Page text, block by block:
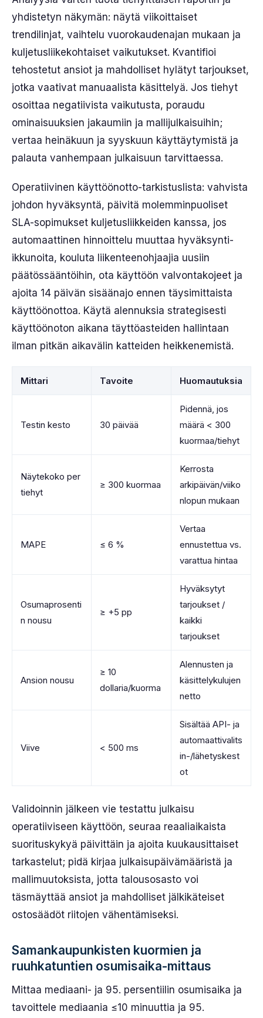
yhdistetyn näkymän: näytä viikoittaiset
trendilinjat, vaihtelu vuorokaudenajan mukaan ja
kuljetusliikekohtaiset vaikutukset. Kvantifioi
tehostetut ansiot ja mahdolliset hylätyt tarjoukset,
jotka vaativat manuaalista käsittelyä. Jos tiehyt
osoittaa negatiivista vaikutusta, poraudu
ominaisuuksien jakaumiin ja mallijulkaisuihin;
vertaa heinäkuun ja syyskuun käyttäytymistä ja
palauta vanhempaan julkaisuun tarvittaessa.
Operatiivinen käyttöönotto-tarkistuslista: vahvista
johdon hyväksyntä, päivitä molemminpuoliset
SLA-sopimukset kuljetusliikkeiden kanssa, jos
automaattinen hinnoittelu muuttaa hyväksynti-
ikkunoita, kouluta liikenteenohjaajia uusiin
päätössääntöihin, ota käyttöön valvontakojeet ja
ajoita 14 päivän sisäänajo ennen täysimittaista
käyttöönottoa. Käytä alennuksia strategisesti
käyttöönoton aikana täyttöasteiden hallintaan
ilman pitkän aikavälin katteiden heikkenemistä.
Mittari Tavoite Huomautuksia
Testin kesto 30 päivää
Pidennä, jos
määrä < 300
kuormaa/tiehyt
Näytekoko per
tiehyt
≥ 300 kuormaa
Kerrosta
arkipäivän/viiko
nlopun mukaan
MAPE ≤ 6 %
Vertaa
ennustettua vs.
varattua hintaa
Osumaprosenti
n nousu
≥ +5 pp
Hyväksytyt
tarjoukset /
kaikki
tarjoukset
Ansion nousu
≥ 10
dollaria/kuorma
Alennusten ja
käsittelykulujen
netto
Viive < 500 ms
Sisältää API- ja
automaattivalits
in-/lähetyskest
ot
Validoinnin jälkeen vie testattu julkaisu
operatiiviseen käyttöön, seuraa reaaliaikaista
suorituskykyä päivittäin ja ajoita kuukausittaiset
tarkastelut; pidä kirjaa julkaisupäivämääristä ja
mallimuutoksista, jotta talousosasto voi
täsmäyttää ansiot ja mahdolliset jälkikäteiset
ostosäädöt riitojen vähentämiseksi.
Samankaupunkisten kuormien ja
ruuhkatuntien osumisaika-mittaus
Mittaa mediaani- ja 95. persentiilin osumisaika ja
tavoittele mediaania ≤10 minuuttia ja 95.